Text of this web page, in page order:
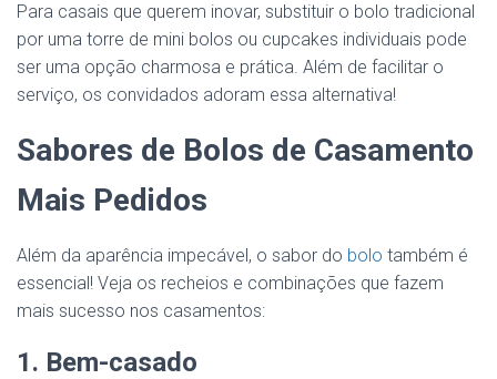
Para casais que querem inovar, substituir o bolo tradicional
por uma torre de mini bolos ou cupcakes individuais pode
ser uma opção charmosa e prática. Além de facilitar o
serviço, os convidados adoram essa alternativa!
Sabores de Bolos de Casamento
Mais Pedidos
Além da aparência impecável, o sabor do bolo também é
essencial! Veja os recheios e combinações que fazem
mais sucesso nos casamentos:
1. Bem-casado